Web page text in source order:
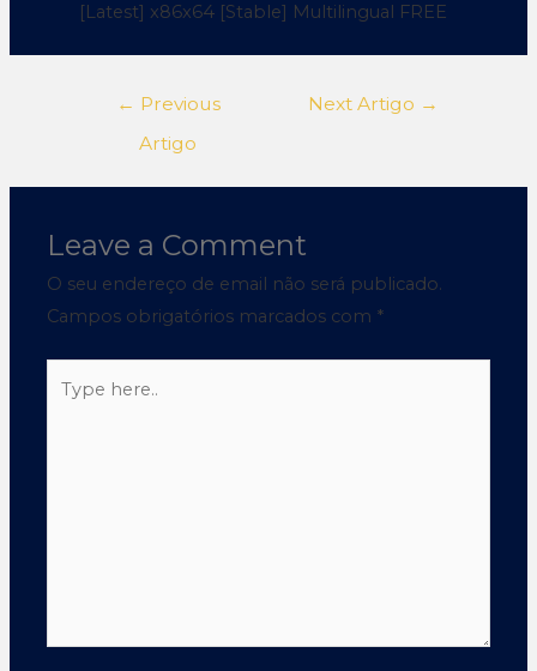
[Latest] x86x64 [Stable] Multilingual FREE
← Previous
Artigo
Next Artigo →
Leave a Comment
O seu endereço de email não será publicado.
Campos obrigatórios marcados com *